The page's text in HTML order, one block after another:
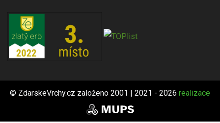
© ZdarskeVrchy.cz založeno 2001 | 2021 - 2026 realizace